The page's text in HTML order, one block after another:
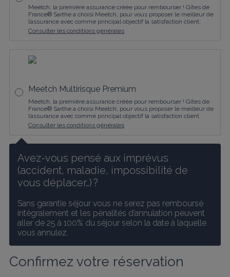
Meetch, la première assurance créée pour rembourser ! Gîtes de
France® Sarthe a choisi Meetch, pour vous proposer le meilleur de
l’assurance avec comme principal objectif la satisfaction client.
Consulter les conditions générales
Meetch Multirisque Premium
Meetch, la première assurance créée pour rembourser ! Gîtes de
France® Sarthe a choisi Meetch, pour vous proposer le meilleur de
l’assurance avec comme principal objectif la satisfaction client.
Consulter les conditions générales
Avez-vous pensé aux imprévus
(accident, maladie, impossibilité de
vous déplacer…) ?
Sans garantie séjour vous ne serez pas remboursé
intégralement et les pénalités d’annulation peuvent
aller de 25 à 100% du séjour selon la date à laquelle
vous annulez.
Confirmez votre réservation